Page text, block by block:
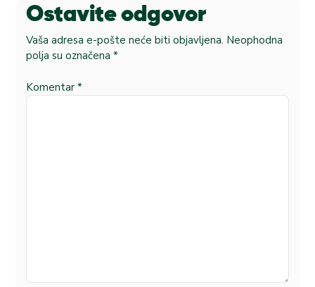
Ostavite odgovor
Vaša adresa e-pošte neće biti objavljena. Neophodna
polja su označena *
Komentar *